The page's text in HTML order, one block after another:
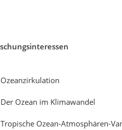
Ozeanzirkulation
Der Ozean im Klimawandel
Tropische Ozean-Atmosphären-